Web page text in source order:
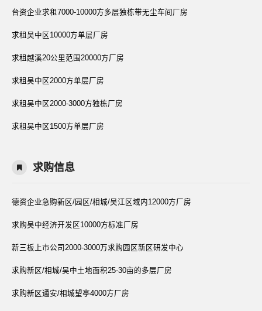
台资企业求租7000-10000方多层独栋带无尘车间厂房
求租吴中区10000方单层厂房
求租越溪20公里范围20000方厂房
求租吴中区2000方单层厂房
求租吴中区2000-3000方独栋厂房
求租吴中区1500方单层厂房
求购信息
德资企业急购新区/园区/相城/吴江区域内12000方厂房
求购吴中经济开发区10000方标准厂房
新三板上市公司2000-3000万求购园区新区研发中心
求购新区/相城/吴中土地面积25-30亩的多层厂房
求购新区通安/相城望亭4000方厂房